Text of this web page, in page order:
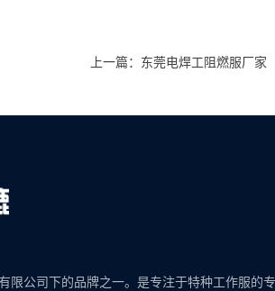
上一篇：东莞电焊工阻燃服厂家
限公司下的品牌之一。是专注于特种工作服的